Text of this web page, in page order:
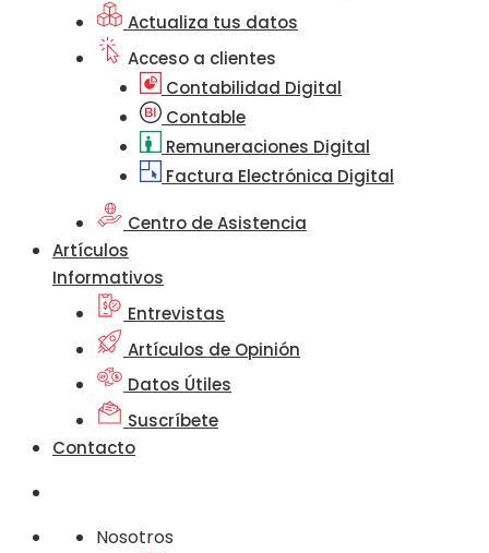
Actualiza tus datos
Acceso a clientes
Contabilidad Digital
Contable
Remuneraciones Digital
Factura Electrónica Digital
Centro de Asistencia
Artículos
Informativos
Entrevistas
Artículos de Opinión
Datos Útiles
Suscríbete
Contacto
Nosotros